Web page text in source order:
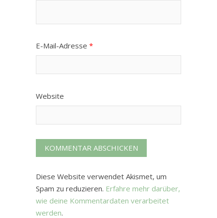
E-Mail-Adresse *
Website
Diese Website verwendet Akismet, um
Spam zu reduzieren. Erfahre mehr darüber,
wie deine Kommentardaten verarbeitet
werden.